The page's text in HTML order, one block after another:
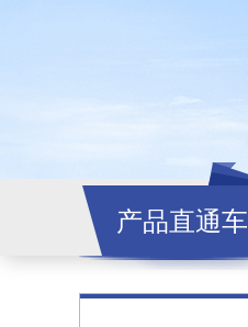
产品直通车